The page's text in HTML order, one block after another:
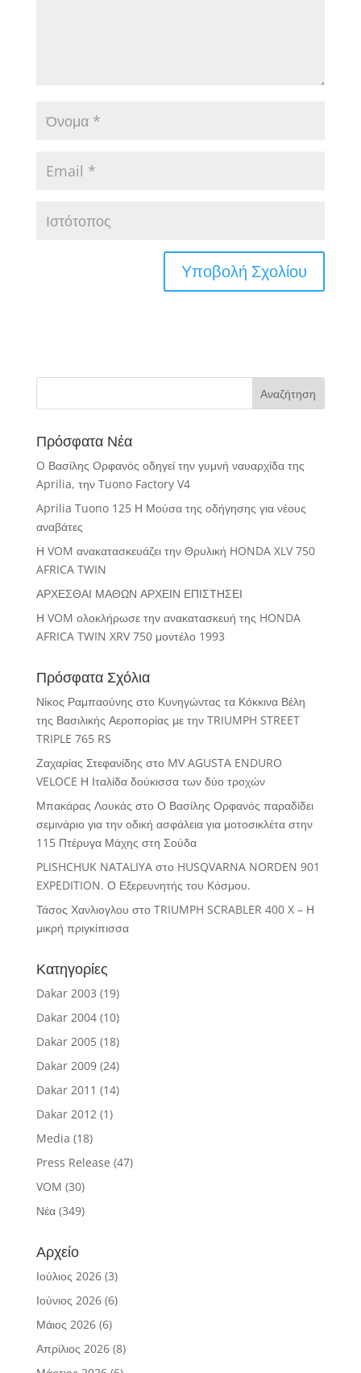
Πρόσφατα Νέα
O Βασίλης Ορφανός οδηγεί την γυμνή ναυαρχίδα της
Aprilia, την Tuono Factory V4
Aprilia Tuono 125 Η Μούσα της οδήγησης για νέους
αναβάτες
Η VOM ανακατασκευάζει την Θρυλική HONDA XLV 750
AFRICA TWIN
ΑΡΧΕΣΘΑΙ ΜΑΘΩΝ ΑΡΧΕΙΝ ΕΠΙΣΤΗΣΕΙ
Η VOM ολοκλήρωσε την ανακατασκευή της HONDA
AFRICA TWIN XRV 750 μοντέλο 1993
Πρόσφατα Σχόλια
Νίκος Ραμπαούνης στο Κυνηγώντας τα Κόκκινα Βέλη
της Βασιλικής Αεροπορίας με την TRIUMPH STREET
TRIPLE 765 RS
Ζαχαρίας Στεφανίδης στο MV AGUSTA ENDURO
VELOCE Η Ιταλίδα δούκισσα των δύο τροχών
Μπακάρας Λουκάς στο Ο Βασίλης Ορφανός παραδίδει
σεμινάριο για την οδική ασφάλεια για μοτοσικλέτα στην
115 Πτέρυγα Μάχης στη Σούδα
PLISHCHUK NATALIYAστο HUSQVARNA NORDEN 901
EXPEDITION. Ο Εξερευνητής του Κόσμου.
Τάσος Χανλιογλου στο TRIUMPH SCRABLER 400 X – Η
μικρή πριγκίπισσα
Κατηγορίες
Dakar 2003 (19)
Dakar 2004(10)
Dakar 2005(18)
Dakar 2009(24)
Dakar 2011 (14)
Dakar 2012(1)
Media (18)
Press Release (47)
VOM (30)
Νέα(349)
Αρχείο
Ιούλιος 2026(3)
Ιούνιος 2026(6)
Μάιος 2026(6)
Απρίλιος 2026(8)